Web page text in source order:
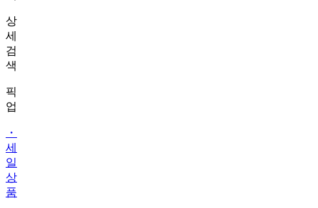
상
세
검
색
픽
업
・
세
일
상
품